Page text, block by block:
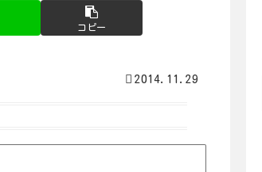
コピー
2014.11.29